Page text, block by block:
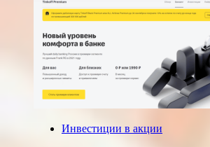
Инвестиции в акции